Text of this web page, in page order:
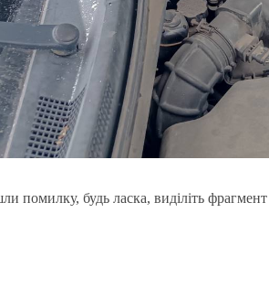
помилку, будь ласка, виділіть фрагмент